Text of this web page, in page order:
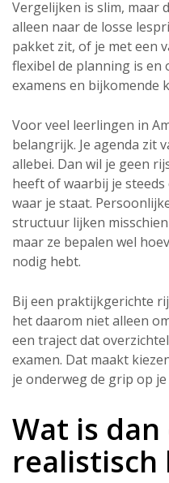
Vergelijken is slim, maar
alleen naar de losse
pakket zit, of je met een
flexibel de planning is en
examens en bijkomende
Voor veel leerlingen in
belangrijk. Je agenda zit
allebei. Dan wil je geen
heeft of waarbij je
waar je staat.
structuur lijken
maar ze bepalen wel
nodig hebt.
Bij een praktijkgerichte
het daarom niet alleen
een traject dat
examen. Dat maakt
je onderweg de grip op
Wat is dan
realistisch